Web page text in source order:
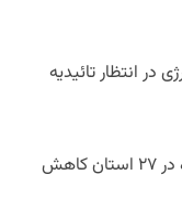
در انتظار تائیدیه
گزارش شاپرک: تعداد تراکنش‌های تیر ماه در ۲۷ استان‌ کاهش